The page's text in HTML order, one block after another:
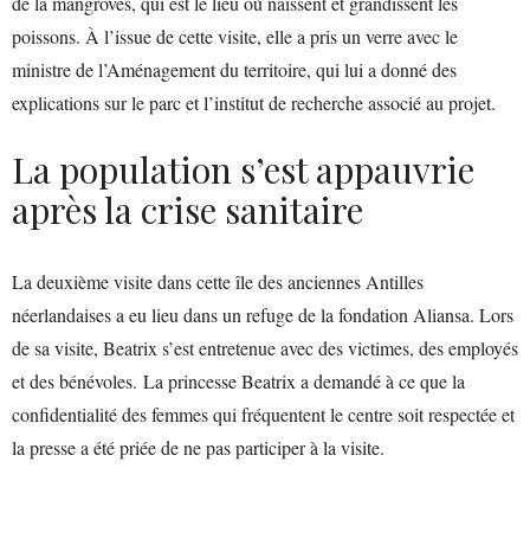
poissons. À l’issue de cette visite, elle a pris un verre avec le
ministre de l’Aménagement du territoire, qui lui a donné des
explications sur le parc et l’institut de recherche associé au projet.
La population s’est appauvrie
après la crise sanitaire
La deuxième visite dans cette île des anciennes Antilles
néerlandaises a eu lieu dans un refuge de la fondation Aliansa. Lors
de sa visite, Beatrix s’est entretenue avec des victimes, des employés
et des bénévoles. La princesse Beatrix a demandé à ce que la
confidentialité des femmes qui fréquentent le centre soit respectée et
la presse a été priée de ne pas participer à la visite.